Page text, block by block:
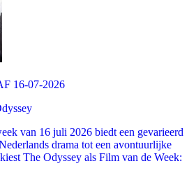
16-07-2026
van 16 juli 2026 biedt een gevarieerd
drama tot een avontuurlijke
The Odyssey als Film van de Week: